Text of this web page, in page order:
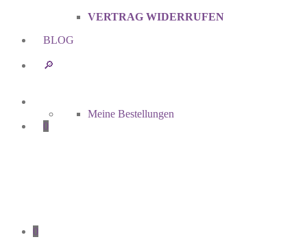
VERTRAG WIDERRUFEN
BLOG
🔎︎
Meine Bestellungen
0
0